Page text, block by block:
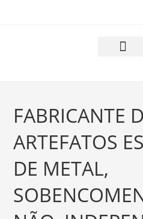
FABRICANTE
ARTEFATOS
DE METAL,